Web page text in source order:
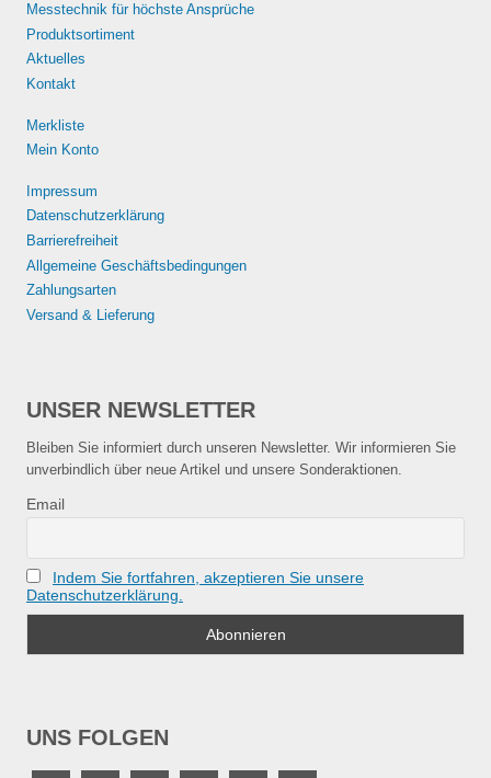
Messtechnik für höchste Ansprüche
Produktsortiment
Aktuelles
Kontakt
Merkliste
Mein Konto
Impressum
Datenschutzerklärung
Barrierefreiheit
Allgemeine Geschäftsbedingungen
Zahlungsarten
Versand & Lieferung
UNSER NEWSLETTER
Bleiben Sie informiert durch unseren Newsletter. Wir informieren Sie
unverbindlich über neue Artikel und unsere Sonderaktionen.
Email
Indem Sie fortfahren, akzeptieren Sie unsere
Datenschutzerklärung.
UNS FOLGEN